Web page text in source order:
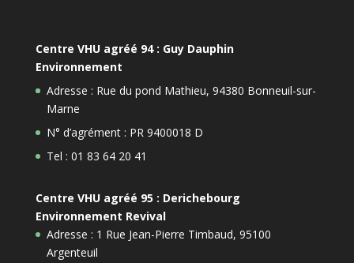
Centre VHU agréé 94 : Guy Dauphin
Environnement
Adresse : Rue du pond Mathieu, 94380 Bonneuil-sur-
Marne
N° d’agrément : PR 9400018 D
Tel : 01 83 64 20 41
Centre VHU agréé 95 : Derichebourg
Environnement Revival
Adresse : 1 Rue Jean-Pierre Timbaud, 95100
Argenteuil